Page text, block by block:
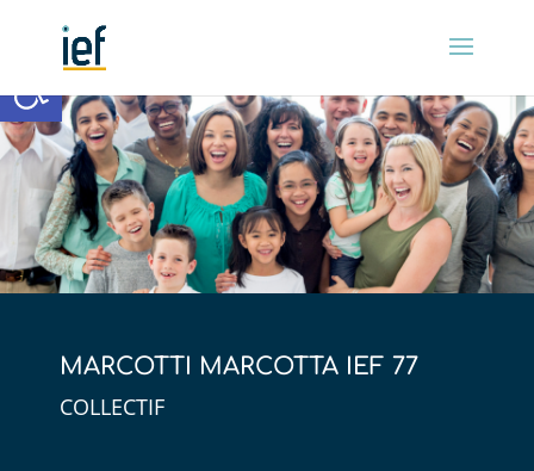
Ouvrir la barre d’outils
MARCOTTI MARCOTTA IEF 77
COLLECTIF